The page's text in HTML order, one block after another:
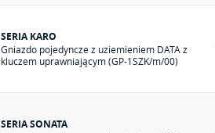
SERIA KARO
Gniazdo pojedyncze z uziemieniem DATA z
kluczem uprawniającym (GP-1SZK/m/00)
SERIA SONATA